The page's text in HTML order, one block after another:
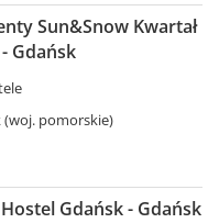
Sun&Snow Kwartał
Gdańsk
(woj. pomorskie)
Gdańsk - Gdańsk